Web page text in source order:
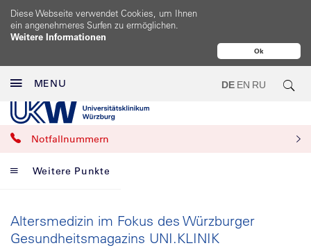
Ok
Diese Webseite verwendet Cookies, um Ihnen
ein angenehmeres Surfen zu ermöglichen.
Weitere Informationen
MENU DE EN RU
Notfallnummern
Weitere Punkte
Altersmedizin im Fokus des Würzburger
Gesundheitsmagazins UNI.KLINIK